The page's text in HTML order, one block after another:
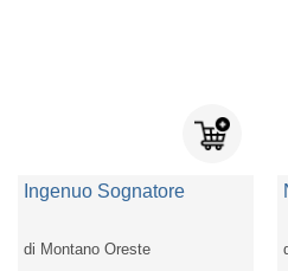
Ingenuo Sognatore
di Montano Oreste